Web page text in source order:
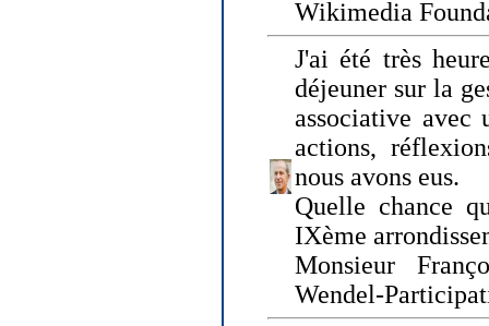
Wikimedia
J'ai été très
déjeuner sur la
associative avec
actions,
nous avons eus.
Quelle chance
IXème
Monsieur
Wendel-